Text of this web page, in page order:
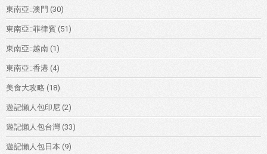
東南亞::澳門 (30)
東南亞::菲律賓 (51)
東南亞::越南 (1)
東南亞::香港 (4)
美食大攻略 (18)
遊記懶人包印尼 (2)
遊記懶人包台灣 (33)
遊記懶人包日本 (9)